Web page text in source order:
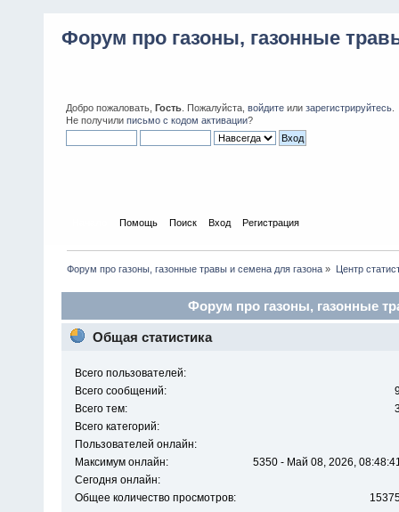
Форум про газоны, газонные
Добро пожаловать, Гость . Пожалуйста, войдите или зарегистрируйтесь
Не получили письмо с кодом активации?
Помощь Поиск Вход Регистрация
Форум про газоны, газонные травы и семена для газона » Центр
Форум про газоны, газонные
Общая статистика
Всего пользователей:
Всего сообщений:
Всего тем:
Всего категорий:
Пользователей онлайн:
Максимум онлайн:
5350 - Май 08, 2026,
Сегодня онлайн:
Общее количество просмотров: